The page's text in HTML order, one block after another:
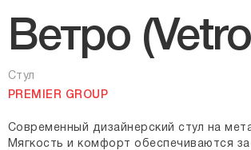
Ветро
Стул
PREMIER GROUP
Современный дизайнерский стул на
Мягкость и комфорт обеспечиваются за